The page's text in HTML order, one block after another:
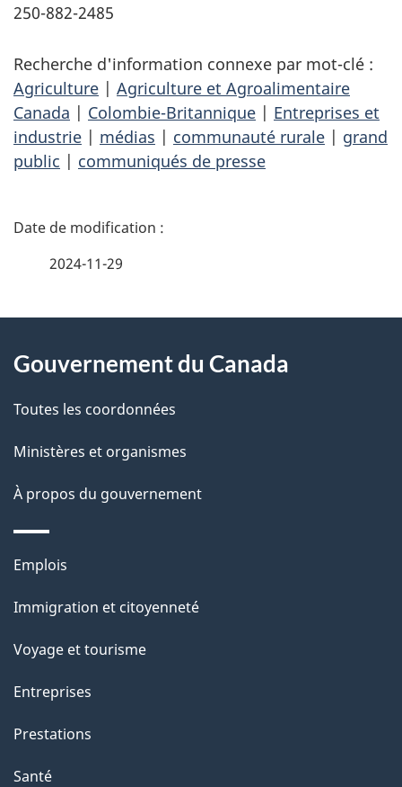
250-882-2485
Recherche d'information connexe par mot-clé :
Agriculture | Agriculture et Agroalimentaire
Canada | Colombie-Britannique | Entreprises et
industrie | médias | communauté rurale | grand
public | communiqués de presse
D
i
l
s
d
e
l
a
p
a
g
e
2024-11-29
propos
de
ce
site
Gouvernement du Canada
Toutes les coordonnées
Ministères et organismes
À propos du gouvernement
Thèmes
sujets
Emplois
Immigration et citoyenneté
Voyage et tourisme
Entreprises
Prestations
Santé